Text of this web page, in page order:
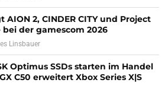
AION 2, CINDER CITY und Project
bei der gamescom 2026
Linsbauer
Optimus SSDs starten im Handel
C50 erweitert Xbox Series X|S